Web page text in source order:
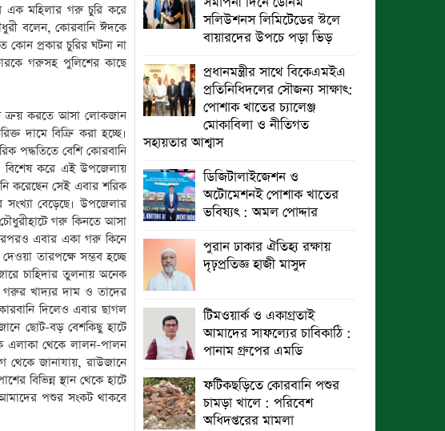
এক মহিলার গরু চুরি করে
বলেন, কোরবানি ঈদকে
কোন প্রকার চুরির ঘটনা না
গরুসহ পুলিশের কাছে
ক্রয় করতে আসা লোকজান
দামে বিক্রি করা হচ্ছে।
পদ্ধতিতে বেশি কোরবানি
বিশেষ করে এই উপজেলায়
করেছেন সেই এবার শরিক
বেড়েছে। উপজেলার
গরু কিনতে আসা
এবার একা গরু কিনে
তারপক্ষে সম্ভব হচ্ছে
চাহিদার তুলনায় অনেক
গরুর খাদ্যর দাম ও তাদের
দিলেও এবার ছাগল
ছোট-বড় বেশকিছু হাটে
এলাকা থেকে লালন-পালন
থেকে জানাযায়, রাউজানে
বিভিন্ন স্থান থেকে হাটে
আমাদের পশুর সংকট থাকবে
রাবিপ্রবি’তে ‘জুলাই গণঅভ্যুত্থান
দিবস-২০২৬’ উদযাপিত
সলিউশনস লিমিটেডের স্টলে
বায়ারদের উপচে পড়া ভিড়
প্রধানমন্ত্রীর সাথে বিকেএমইএ
প্রতিনিধিদলের সৌজন্য সাক্ষাৎ:
পোশাক খাতের চ্যালেঞ্জ
মোকাবিলা ও নীতিগত
সহায়তার আশ্বাস
ডিজিটালাইজেশন ও
অটোমেশনই পোশাক খাতের
ভবিষ্যৎ : অমল পোদ্দার
পুরান ঢাকার ঐতিহ্য রক্ষায়
দৃঢ়প্রতিজ্ঞ হাজী মাসুদ
টিমওয়ার্ক ও একাগ্রতাই
আমাদের সাফল্যের চাবিকাঠি :
পানাম গ্রুপের এমডি
ফটিকছড়িতে কোরবানি পশুর
চামড়া খালে : পরিবেশ
অধিদপ্তরের মামলা